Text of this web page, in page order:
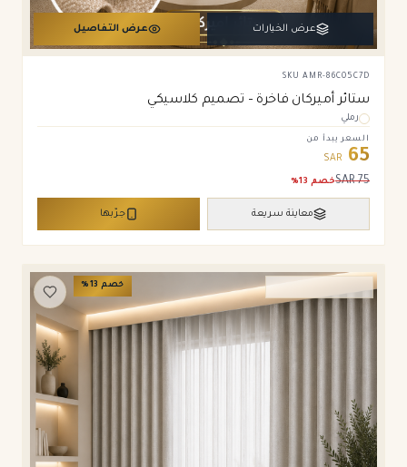
عرض الخيارات عرض التفاصيل
SKU AMR-86C05C7D
ستائر أميركان فاخرة – تصميم كلاسيكي
رملي
السعر يبدأ من
65
SAR
75
SARخصم 13
%
معاينة سريعة جرّبها
خصم 13
%